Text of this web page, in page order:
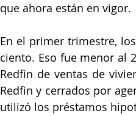
que ahora están en vigor.
En el primer trimestre,
ciento. Eso fue menor al
Redfin de ventas de
Redfin y cerrados por
utilizó los préstamos